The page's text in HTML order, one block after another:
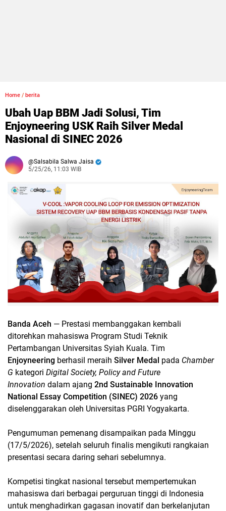
Home / berita
Ubah Uap BBM Jadi Solusi, Tim
Enjoyneering USK Raih Silver Medal
Nasional di SINEC 2026
Salsabila Salwa Jaisa
5/25/26, 11:03 WIB
Banda Aceh — Prestasi membanggakan kembali
ditorehkan mahasiswa Program Studi Teknik
Pertambangan Universitas Syiah Kuala. Tim
Enjoyneering berhasil meraih Silver Medal pada Chamber
G kategori Digital Society, Policy and Future
Innovation dalam ajang 2nd Sustainable Innovation
National Essay Competition (SINEC) 2026 yang
diselenggarakan oleh Universitas PGRI Yogyakarta.
Pengumuman pemenang disampaikan pada Minggu
(17/5/2026), setelah seluruh finalis mengikuti rangkaian
presentasi secara daring sehari sebelumnya.
Kompetisi tingkat nasional tersebut mempertemukan
mahasiswa dari berbagai perguruan tinggi di Indonesia
untuk menghadirkan gagasan inovatif dan berkelanjutan